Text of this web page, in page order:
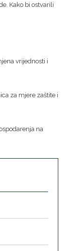
Kako bi ostvarili
vrijednosti i
za mjere zaštite i
na